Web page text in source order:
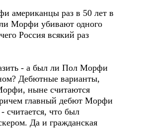
американцы раз в 50 лет в
Морфи убивают одного
Россия всякий раз
- а был ли Пол Морфи
Дебютные варианты,
ныне считаются
главный дебют Морфи
считается, что был
Да и гражданская